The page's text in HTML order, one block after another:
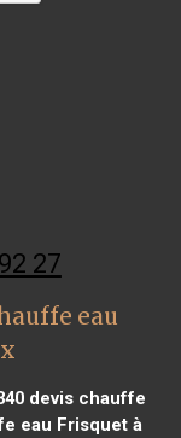
27
eau
devis chauffe
eau Frisquet à